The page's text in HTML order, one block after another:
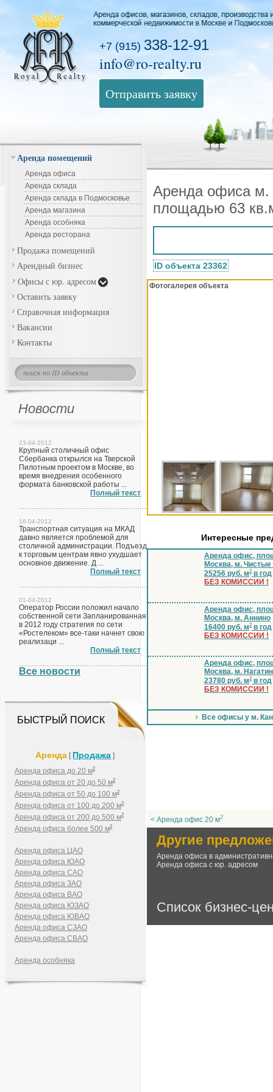
+7 (915) 338-12-91
info@ro-realty.ru
Отправить заявку
Аренда помещений
Аренда офиса
Аренда склада
Аренда склада в Подмосковье
Аренда магазина
Аренда особняка
Аренда ресторана
Продажа помещений
Арендный бизнес
Офисы с юр. адресом
Оставить заявку
Справочная информация
Вакансии
Контакты
Новости
23-04-2012
Крупный столичный офис
Сбербанка открылся на Тверской
Пилотным проектом в Москве, во
время внедрения особенного
формата банковской работы ...
Полный текст
16-04-2012
Транспортная ситуация на МКАД
давно является проблемой для
столичной администрации. Подъезд
к торговым центрам явно ухудшает
основное движение. Д ...
Полный текст
01-04-2012
Оператор России положил начало
собственной сети Запланированная
в 2012 году стратегия по сети
«Ростелеком» все-таки начнет свою
реализаци ...
Полный текст
Все новости
БЫСТРЫЙ ПОИСК
Аренда [ Продажа ]
Аренда офиса до 20 м2
Аренда офиса от 20 до 50 м2
Аренда офиса от 50 до 100 м2
Аренда офиса от 100 до 200 м2
Аренда офиса от 200 до 500 м2
Аренда офиса более 500 м2
Аренда офиса ЦАО
Аренда офиса ЮАО
Аренда офиса САО
Аренда офиса ЗАО
Аренда офиса ВАО
Аренда офиса ЮЗАО
Аренда офиса ЮВАО
Аренда офиса СЗАО
Аренда офиса СВАО
Аренда особняка
Аренда офиса м.
площадью 63
ID объекта 23362
Фотогалерея объекта
Интересные
Аренда офис,
Москва, м.
25256 руб. м2 в год
БЕЗ КОМИССИИ !
Аренда офис,
Москва, м. Аннино
16400 руб. м2 в год
БЕЗ КОМИССИИ !
Аренда офис,
Москва, м.
23780 руб. м2 в год
БЕЗ КОМИССИИ !
Все офисы у м.
< Аренда офис 20 м2
Другие
Аренда офиса в
Аренда офиса с юр. адресом
Список бизнес-